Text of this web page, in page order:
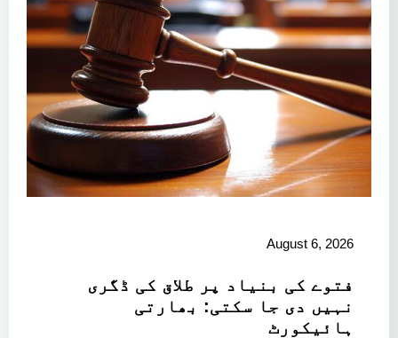
August 6, 2026
فتوے کی بنیاد پر طلاق کی ڈگری
نہیں دی جا سکتی: بھارتی
ہائیکورٹ